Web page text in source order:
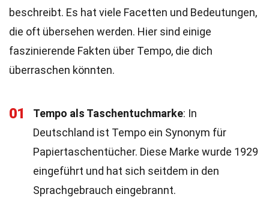
beschreibt. Es hat viele Facetten und Bedeutungen,
die oft übersehen werden. Hier sind einige
faszinierende Fakten über Tempo, die dich
überraschen könnten.
01 Tempo als Taschentuchmarke: In
Deutschland ist Tempo ein Synonym für
Papiertaschentücher. Diese Marke wurde 1929
eingeführt und hat sich seitdem in den
Sprachgebrauch eingebrannt.